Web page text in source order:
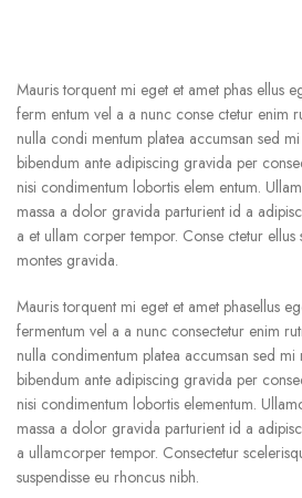
Mauris torquent mi eget et amet phas ellus
ferm entum vel a a nunc conse ctetur enim
nulla condi mentum platea accumsan sed
bibendum ante adipiscing gravida per
nisi condimentum lobortis elem entum.
massa a dolor gravida parturient id a
a et ullam corper tempor. Conse ctetur
montes gravida.
Mauris torquent mi eget et amet phasellus
fermentum vel a a nunc consectetur enim
nulla condimentum platea accumsan sed mi
bibendum ante adipiscing gravida per
nisi condimentum lobortis elementum.
massa a dolor gravida parturient id a
a ullamcorper tempor. Consectetur
suspendisse eu rhoncus nibh.